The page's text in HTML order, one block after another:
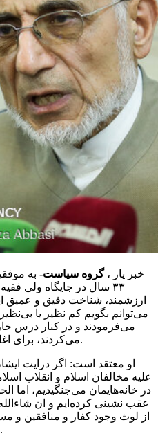
خبر یار ، گروه سیاست- به
۳۳ سال در جایگاه ولی
ارزشمند، شناخت دقیق و عمیق
می‌توانم بگویم کم نظیر یا
می‌فرمودند و در کنار درس
می‌کردند، برای اغلب مسئولان ما مفید واقع می‌شد.
او معتقد است: اگر درایت
علیه مخالفان اسلام و انقلاب
در خانه‌هایمان می‌جنگیدیم، اما
عقب نشینی کرده‌ایم و ان
از لوث وجود کفار و منافقین و
اجرای همان تدبیر، پاک خواهد شد.